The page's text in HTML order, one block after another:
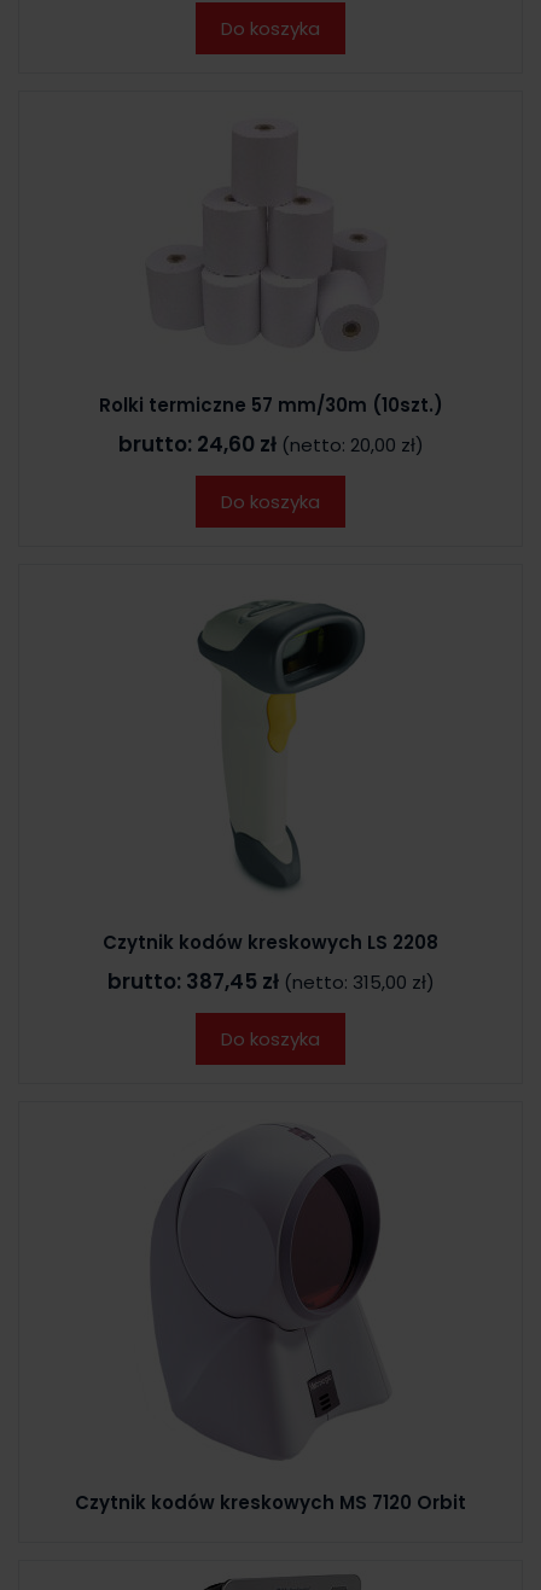
Do koszyka
Rolki termiczne 57 mm/30m (10szt.)
brutto: 24,60 zł (netto: 20,00 zł)
Do koszyka
Czytnik kodów kreskowych LS 2208
brutto: 387,45 zł (netto: 315,00 zł)
Do koszyka
Czytnik kodów kreskowych MS 7120 Orbit